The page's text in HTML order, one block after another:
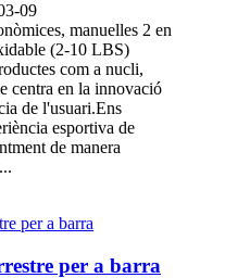
09
manuelles 2 en
(2-10 LBS)
com a nucli,
centra en la innovació
de l'usuari.Ens
esportiva de
de manera
per a barra